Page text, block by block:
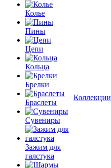
Колье
Пины
Цепи
Кольца
Брелки
Браслеты
Сувениры
Зажим для
галстука
Коллекции